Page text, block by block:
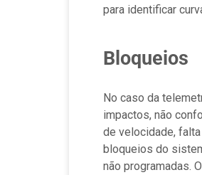
para identificar
Bloqueios
No caso da
impactos, não
de velocidade,
bloqueios do
não programadas.